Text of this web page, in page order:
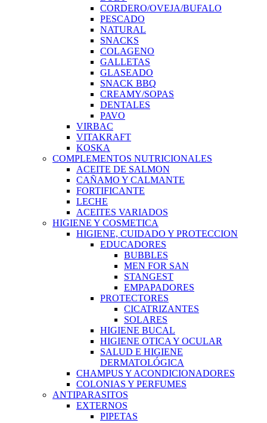
CORDERO/OVEJA/BUFALO
PESCADO
NATURAL
SNACKS
COLAGENO
GALLETAS
GLASEADO
SNACK BBQ
CREAMY/SOPAS
DENTALES
PAVO
VIRBAC
VITAKRAFT
KOSKA
COMPLEMENTOS NUTRICIONALES
ACEITE DE SALMON
CAÑAMO Y CALMANTE
FORTIFICANTE
LECHE
ACEITES VARIADOS
HIGIENE Y COSMETICA
HIGIENE, CUIDADO Y PROTECCION
EDUCADORES
BUBBLES
MEN FOR SAN
STANGEST
EMPAPADORES
PROTECTORES
CICATRIZANTES
SOLARES
HIGIENE BUCAL
HIGIENE OTICA Y OCULAR
SALUD E HIGIENE
DERMATOLÓGICA
CHAMPUS Y ACONDICIONADORES
COLONIAS Y PERFUMES
ANTIPARASITOS
EXTERNOS
PIPETAS